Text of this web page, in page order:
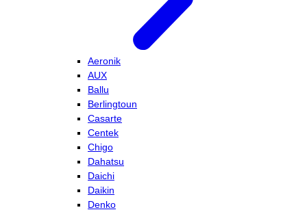
Aeronik
AUX
Ballu
Berlingtoun
Casarte
Centek
Chigo
Dahatsu
Daichi
Daikin
Denko